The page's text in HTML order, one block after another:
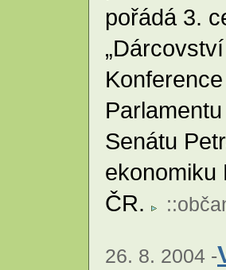
pořádá 3.
Senátu
ekonomiku
ČR.
::
26. 8. 2004 -